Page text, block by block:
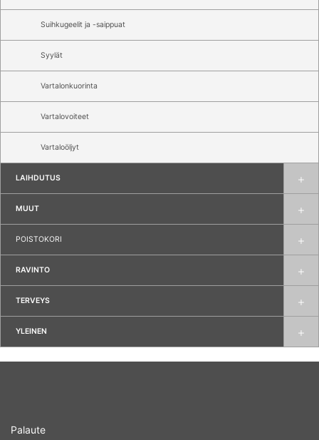
Suihkugeelit ja -saippuat
Syylät
Vartalonkuorinta
Vartalovoiteet
Vartaloöljyt
LAIHDUTUS
MUUT
POISTOKORI
RAVINTO
TERVEYS
YLEINEN
Palaute